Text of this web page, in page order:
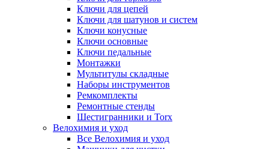
Ключи для цепей
Ключи для шатунов и систем
Ключи конусные
Ключи основные
Ключи педальные
Монтажки
Мультитулы складные
Наборы инструментов
Ремкомплекты
Ремонтные стенды
Шестигранники и Torx
Велохимия и уход
Все Велохимия и уход